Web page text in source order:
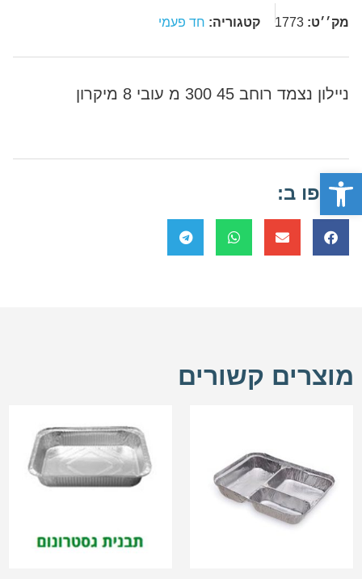
פתח סרגל נגישות
מק׳׳ט: 1773 קטגוריה: חד פעמי
ניילון נצמד רוחב 45 300 מ עובי 8 מיקרון
שתפו ב:
מוצרים קשורים